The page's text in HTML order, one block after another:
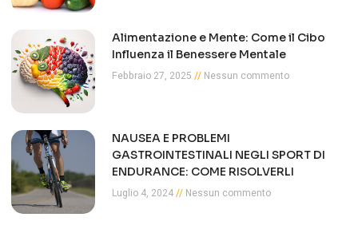
Alimentazione e Mente: Come il Cibo
Influenza il Benessere Mentale
Febbraio 27, 2025
Nessun commento
NAUSEA E PROBLEMI
GASTROINTESTINALI NEGLI SPORT DI
ENDURANCE: COME RISOLVERLI
Luglio 4, 2024
Nessun commento